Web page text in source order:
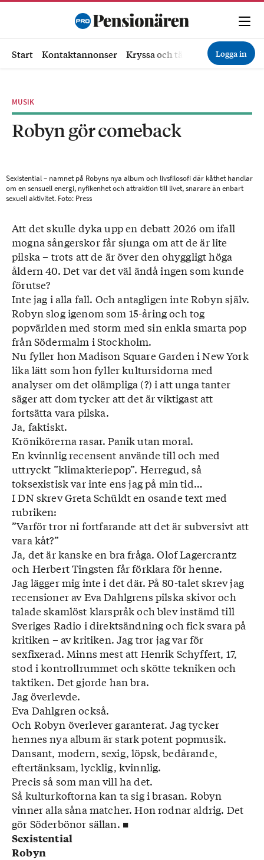
Start Kontaktannonser Kryssa och tävla Ekonomi
Logga in
MUSIK
Robyn gör comeback
Sexistential – namnet på Robyns nya album och livsfilosofi där kåthet handlar
om en sensuell energi, nyfikenhet och attraktion till livet, snarare än enbart
sexuell aktivitet. Foto: Press
Att det skulle dyka upp en debatt 2026 om ifall
mogna sångerskor får sjunga om att de är lite
pilska – trots att de är över den ohyggligt höga
åldern 40. Det var det väl ändå ingen som kunde
förutse?
Inte jag i alla fall. Och antagligen inte Robyn själv.
Robyn slog igenom som 15-åring och tog
popvärlden med storm med sin enkla smarta pop
från Södermalm i Stockholm.
Nu fyller hon Madison Square Garden i New York
lika lätt som hon fyller kultursidorna med
analyser om det olämpliga (?) i att unga tanter
säger att dom tycker att det är viktigast att
fortsätta vara pilska.
Ja, faktiskt.
Krönikörerna rasar. Panik utan moral.
En kvinnlig recensent använde till och med
uttryckt ”klimakteriepop”. Herregud, så
toksexistisk var inte ens jag på min tid…
I DN skrev Greta Schüldt en osande text med
rubriken:
”Varför tror ni fortfarande att det är subversivt att
vara kåt?”
Ja, det är kanske en bra fråga. Olof Lagercrantz
och Herbert Tingsten får förklara för henne.
Jag lägger mig inte i det där. På 80-talet skrev jag
recensioner av Eva Dahlgrens pilska skivor och
talade skamlöst klarspråk och blev instämd till
Sveriges Radio i direktsändning och fick svara på
kritiken – av kritiken. Jag tror jag var för
sexfixerad. Minns mest att Henrik Schyffert, 17,
stod i kontrollrummet och skötte tekniken och
taktiken. Det gjorde han bra.
Jag överlevde.
Eva Dahlgren också.
Och Robyn överlever garanterat. Jag tycker
hennes nya album är stark potent popmusik.
Dansant, modern, sexig, löpsk, bedårande,
eftertänksam, lycklig, kvinnlig.
Precis så som man vill ha det.
Så kulturkoftorna kan ta sig i brasan. Robyn
vinner alla såna matcher. Hon rodnar aldrig. Det
gör Söderbönor sällan. ■
Sexistential
Robyn